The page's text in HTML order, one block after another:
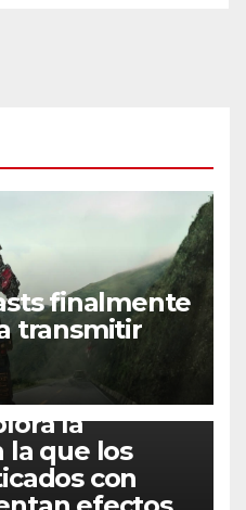
finalmente
transmitir
la
la que los
con